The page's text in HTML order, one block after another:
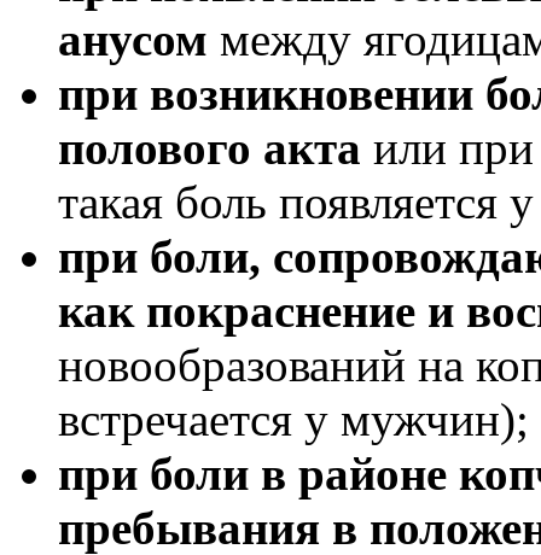
анусом между
при возникновении
полового акта или
такая боль появляется
при боли,
как покраснение и
новообразований на
встречается у мужчин);
при боли в районе
пребывания в